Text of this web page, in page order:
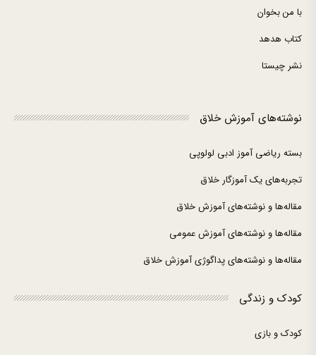
با من بخوان
کتاب هدهد
نشر چیستا
نوشته‌های آموزش خلاق
بسته ریاضی آموز ادبی لولوپی
تجربه‌های یک آموزگار خلاق
مقاله‌ها و نوشته‌های آموزش خلاق
مقاله‌ها و نوشته‌های آموزش عمومی
مقاله‌ها و نوشته‌های پداگوژی آموزش خلاق
کودک و زندگی
کودک و بازی